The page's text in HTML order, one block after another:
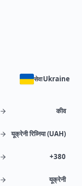
सेवाUkraine
कीव
यूक्रेनी रिव्निया (UAH)
+380
यूक्रेनी